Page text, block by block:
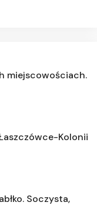
miejscowościach.
Kolonii
Soczysta,